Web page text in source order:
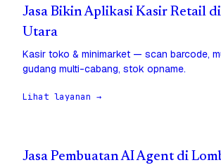
Jasa Bikin Aplikasi Kasir Retail
Utara
Kasir toko & minimarket — scan barcode,
gudang multi-cabang, stok opname.
Lihat layanan →
Jasa Pembuatan AI Agent di